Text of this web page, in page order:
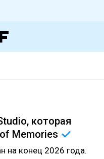
которая
Memories
на конец 2026 года.